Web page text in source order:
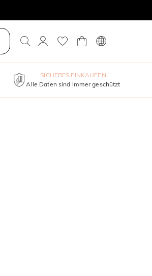
SICHERES EINKAUFEN
Alle Daten sind immer geschützt